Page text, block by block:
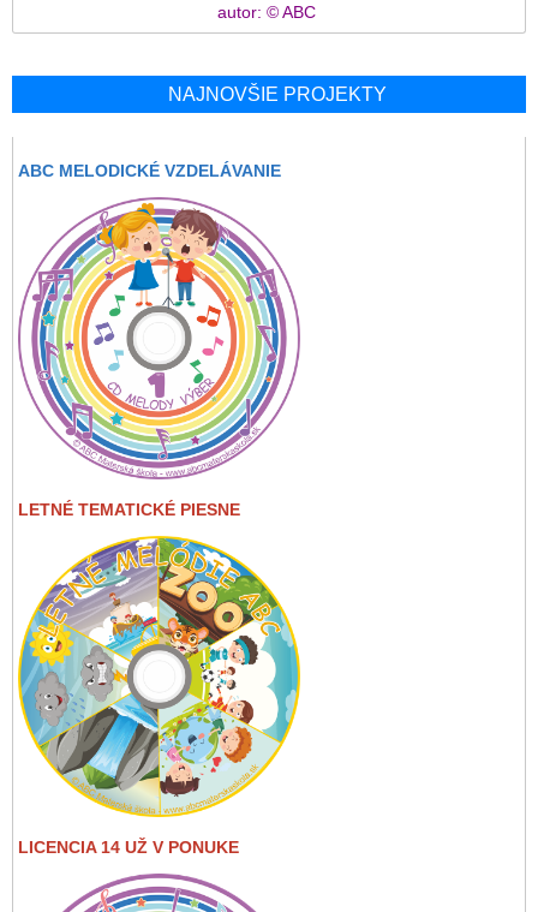
autor: © ABC
NAJNOVŠIE PROJEKTY
ABC MELODICKÉ VZDELÁVANIE
LETNÉ TEMATICKÉ PIESNE
LICENCIA 14 UŽ V PONUKE